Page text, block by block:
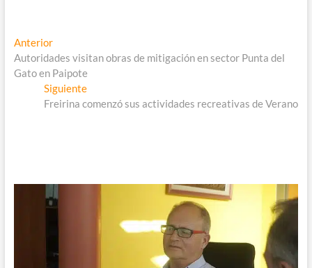
Navegación
de
entradas
AnteriorEntrada
anterior:
Autoridades visitan obras de mitigación en sector Punta del
Gato en Paipote
SiguienteEntrada
siguiente:
Freirina comenzó sus actividades recreativas de Verano